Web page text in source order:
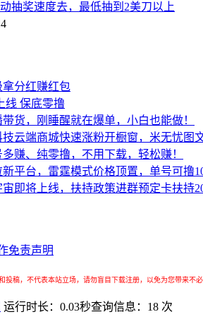
抽奖速度去，最低抽到2美刀以上
分红赚红包
线 保底零撸
货，刚睡醒就在爆单，小白也能做！
云端商城快速涨粉开橱窗，米无忧图
赚、纯零撸，不用下载，轻松赚！
平台，雷霆模式价格顶置，单号可撸
即将上线，扶持政策进群预定卡扶持
免责声明
投稿，不代表本站立场，请勿盲目下载注册，以免为您带来不
运行时长：0.03秒查询信息：18 次